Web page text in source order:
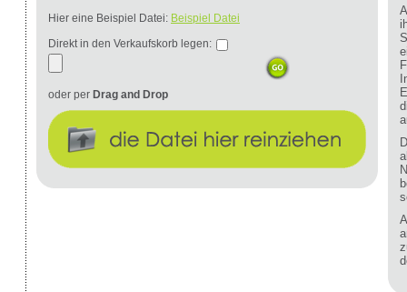
Hier eine Beispiel Datei: Beispiel Datei
Direkt in den Verkaufskorb legen:
oder per Drag and Drop